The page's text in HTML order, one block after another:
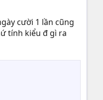
cười 1 lần cũng
tính kiểu đ gì ra